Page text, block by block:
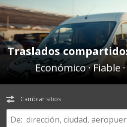
Traslados
Económico · Fiable
Cambiar sitios